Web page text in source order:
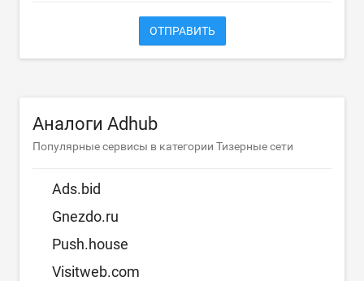
ОТПРАВИТЬ
Аналоги Adhub
Популярные сервисы в категории Тизерные сети
Ads.bid
Gnezdo.ru
Push.house
Visitweb.com